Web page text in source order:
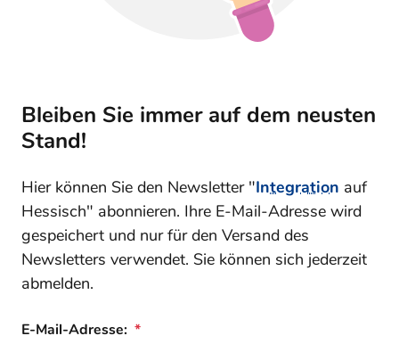
Bleiben Sie immer auf dem neusten
Stand!
Hier können Sie den Newsletter "Integration auf
Hessisch" abonnieren. Ihre E-Mail-Adresse wird
gespeichert und nur für den Versand des
Newsletters verwendet. Sie können sich jederzeit
abmelden.
E-Mail-Adresse: